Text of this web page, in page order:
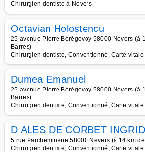
Chirurgien dentiste à Nevers
Octavian Holostencu
25 avenue Pierre Bérégovoy 58000 Nevers (à
Barres)
Chirurgien dentiste, Conventionné, Carte
Dumea Emanuel
25 avenue Pierre Bérégovoy 58000 Nevers (à
Barres)
Chirurgien dentiste, Conventionné, Carte
D ALES DE CORBET INGRID
5 rue Parcheminerie 58000 Nevers (à 14 km
Chirurgien dentiste, Conventionné, Carte